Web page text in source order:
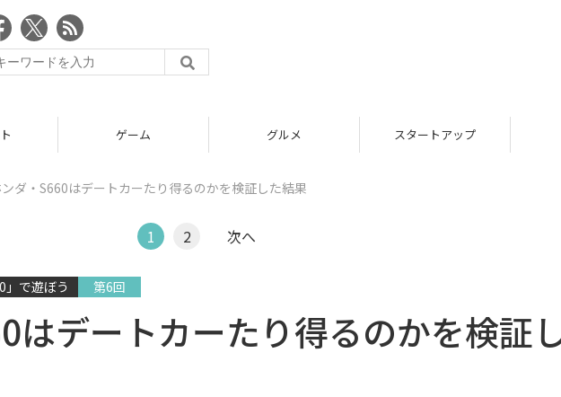
ゲーム グルメ スタートアップ
ダ・S660はデートカーたり得るのかを検証した結果
1 2 次へ
」で遊ぼう 第6回
はデートカーたり得るのかを検証